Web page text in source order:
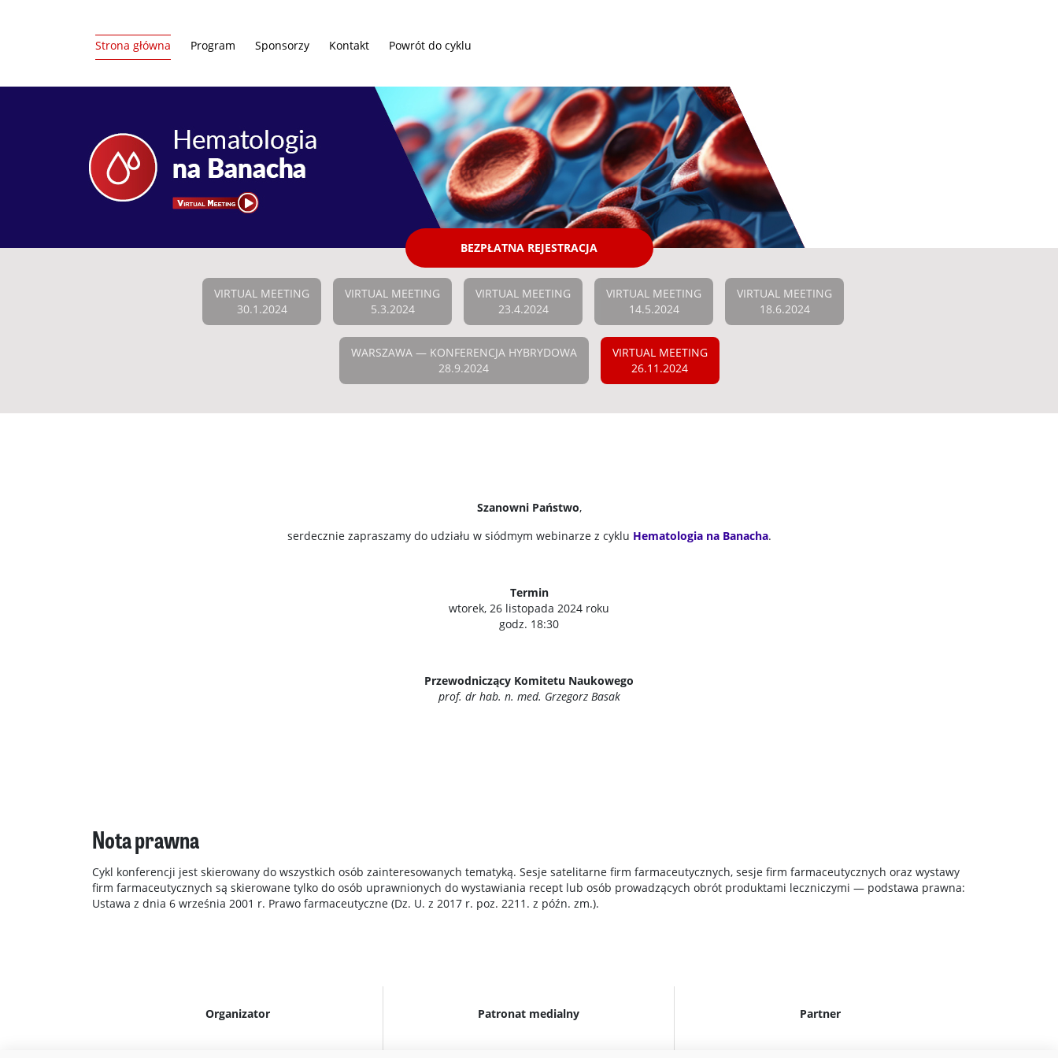
Strona główna Program Sponsorzy Kontakt Powrót do cyklu
BEZPŁATNA REJESTRACJA
VIRTUAL MEETING
30.1.2024
VIRTUAL MEETING
5.3.2024
VIRTUAL MEETING
23.4.2024
VIRTUAL MEETING
14.5.2024
VIRTUAL MEETING
18.6.2024
WARSZAWA — KONFERENCJA HYBRYDOWA
28.9.2024
VIRTUAL MEETING
26.11.2024
Szanowni Państwo,
serdecznie zapraszamy do udziału w siódmym webinarze z cyklu Hematologia na Banacha.
Termin
wtorek, 26 listopada 2024 roku
godz. 18:30
Przewodniczący Komitetu Naukowego
prof. dr hab. n. med. Grzegorz Basak
Nota prawna
Cykl konferencji jest skierowany do wszystkich osób zainteresowanych tematyką. Sesje satelitarne firm farmaceutycznych, sesje firm farmaceutycznych oraz wystawy
firm farmaceutycznych są skierowane tylko do osób uprawnionych do wystawiania recept lub osób prowadzących obrót produktami leczniczymi — podstawa prawna:
Ustawa z dnia 6 września 2001 r. Prawo farmaceutyczne (Dz. U. z 2017 r. poz. 2211. z późn. zm.).
Organizator Patronat medialny Partner